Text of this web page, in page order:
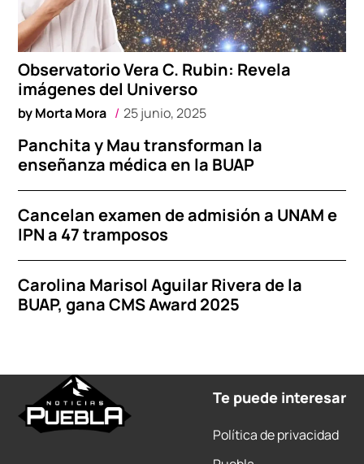
Observatorio Vera C. Rubin: Revela
imágenes del Universo
byMorta Mora 25 junio, 2025
Panchita y Mau transforman la
enseñanza médica en la BUAP
Cancelan examen de admisión a UNAM e
IPN a 47 tramposos
Carolina Marisol Aguilar Rivera de la
BUAP, gana CMS Award 2025
Te puede interesar
Política de privacidad